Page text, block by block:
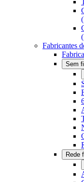
Fabricantes
Sem
Rede